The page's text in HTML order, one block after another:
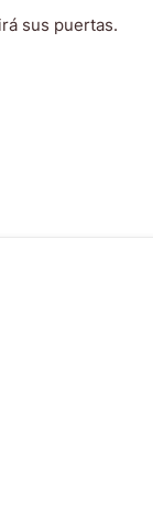
sus puertas.